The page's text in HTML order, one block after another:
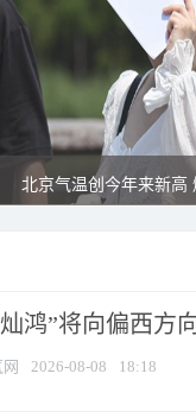
北京气温创今年来新高
鸿”将向偏西方
2026-08-08 18:18